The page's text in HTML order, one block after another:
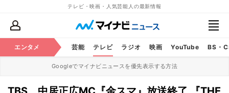
テレビ・映画・人気芸能人の最新情報
エンタメ 芸能 テレビ ラジオ 映画 YouTube BS・
Googleでマイナビニュースを優先表示する方法